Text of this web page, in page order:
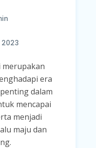
merupakan
era
dalam
mencapai
menjadi
maju dan